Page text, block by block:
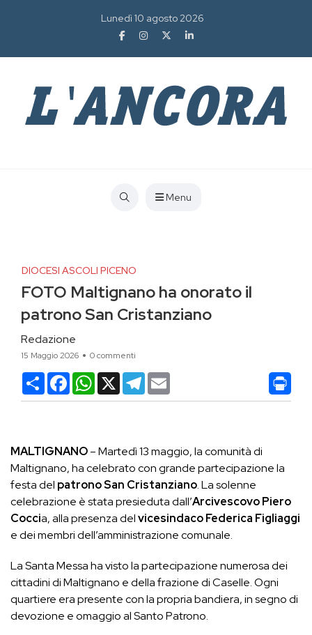
Lunedì 10 agosto 2026
Menu
DIOCESI ASCOLI PICENO
FOTO Maltignano ha onorato il
patrono San Cristanziano
Redazione
15 Maggio 2026 0 commenti
CondividiFacebookWhatsApp
X Telegram
MALTIGNANO– Martedì 13 maggio, la comunità di
Maltignano,ha celebrato con grande partecipazione la
festa del patrono San Cristanziano. La solenne
celebrazione è stata presieduta dall’ArcivescovoPiero
Coccia, alla presenza delvicesindaco Federica Figliaggi
e dei membri dell’amministrazione comunale.
La Santa Messa ha visto la partecipazione numerosa dei
cittadini di Maltignano e della frazione di Caselle. Ogni
quartiere era presente con la propria bandiera, in segno di
devozione e omaggio al Santo Patrono.